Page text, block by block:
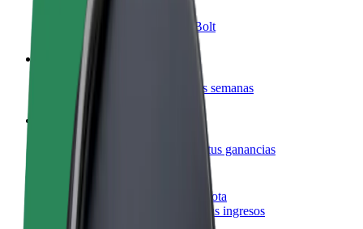
Colaborar como conductor
Gana dinero colaborando con Bolt
Colaborar como repartidor
Reparte comida y cobra todas las semanas
Añadir un restaurante o tienda
Llega a más clientes y maximiza tus ganancias
Registrarse como propietario de flota
Añade tu flota a Bolt y potencia tus ingresos